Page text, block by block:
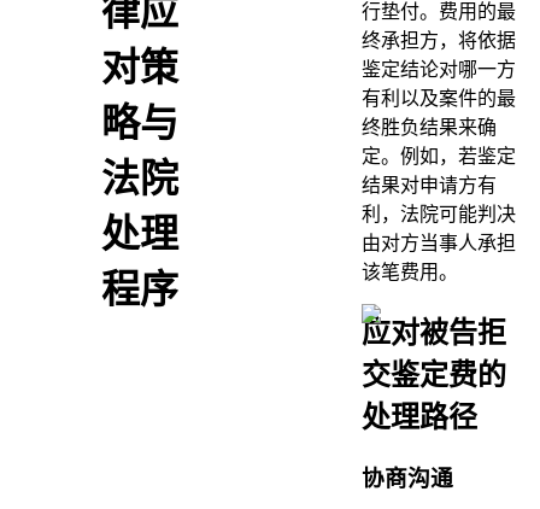
律应
对策
略与
法院
处理
程序
行垫付。费用的最
终承担方，将依据
鉴定结论对哪一方
有利以及案件的最
终胜负结果来确
定。例如，若鉴定
结果对申请方有
利，法院可能判决
由对方当事人承担
该笔费用。
应对被告拒
交鉴定费的
处理路径
协商沟通